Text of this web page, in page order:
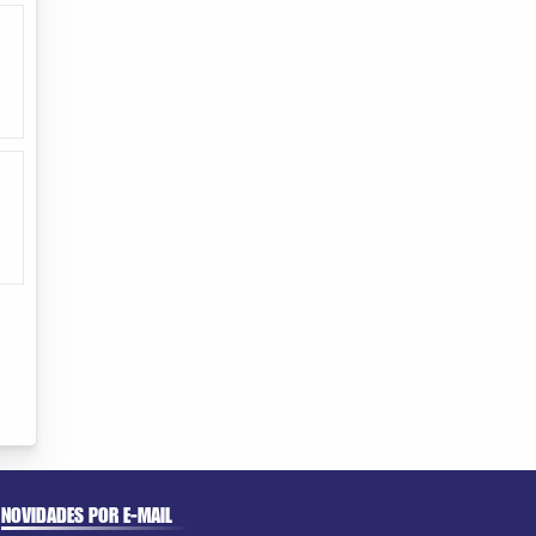
NOVIDADES POR E-MAIL